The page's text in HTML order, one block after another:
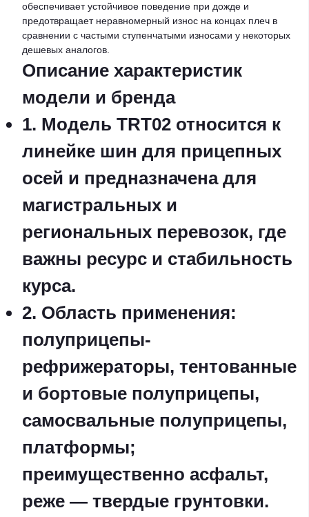
обеспечивает устойчивое поведение при дожде и
предотвращает неравномерный износ на концах плеч в
сравнении с частыми ступенчатыми износами у некоторых
дешевых аналогов.
Описание характеристик
модели и бренда
1. Модель TRT02 относится к
линейке шин для прицепных
осей и предназначена для
магистральных и
региональных перевозок, где
важны ресурс и стабильность
курса.
2. Область применения:
полуприцепы-
рефрижераторы, тентованные
и бортовые полуприцепы,
самосвальные полуприцепы,
платформы;
преимущественно асфальт,
реже — твердые грунтовки.